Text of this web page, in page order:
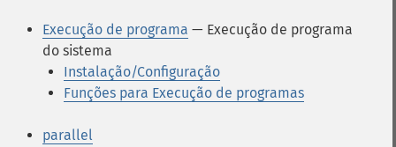
Execução de programa — Execução de programa
do sistema
Instalação/Configuração
Funções para Execução de programas
parallel